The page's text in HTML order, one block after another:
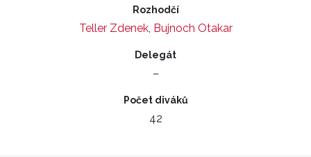
Rozhodčí
Teller Zdenek, Bujnoch Otakar
Delegát
–
Počet diváků
42